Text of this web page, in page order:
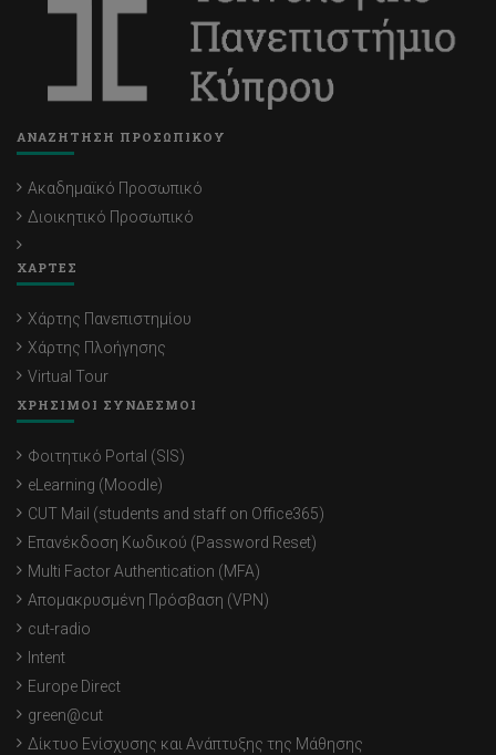
ΑΝΑΖΗΤΗΣΗ ΠΡΟΣΩΠΙΚΟΥ
Ακαδημαϊκό Προσωπικό
Διοικητικό Προσωπικό
ΧΑΡΤΕΣ
Χάρτης Πανεπιστημίου
Χάρτης Πλοήγησης
Virtual Tour
ΧΡΗΣΙΜΟΙ ΣΥΝΔΕΣΜΟΙ
Φοιτητικό Portal (SIS)
eLearning (Moodle)
CUT Mail (students and staff on Office365)
Επανέκδοση Κωδικού (Password Reset)
Multi Factor Authentication (MFA)
Απομακρυσμένη Πρόσβαση (VPN)
cut-radio
Intent
Europe Direct
green@cut
Δίκτυο Ενίσχυσης και Ανάπτυξης της Μάθησης